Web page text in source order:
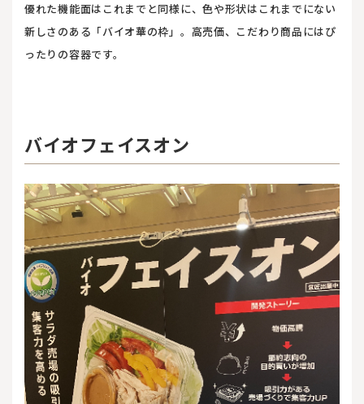
優れた機能面はこれまでと同様に、色や形状はこれまでにない
新しさのある「バイオ華の枠」。高売価、こだわり商品にはぴ
ったりの容器です。
バイオフェイスオン